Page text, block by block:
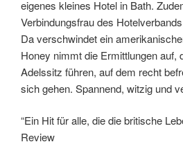
eigenes kleines Hotel in Bath.
Verbindungsfrau des
Da verschwindet ein
Honey nimmt die Ermittlungen auf,
Adelssitz führen, auf dem recht
sich gehen. Spannend, witzig und
“Ein Hit für alle, die die britische
Review